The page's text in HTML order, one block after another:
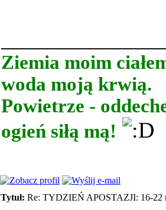
Ziemia moim
woda moją krwią.
Powietrze -
ogień siłą mą!
Tytuł: Re: TYDZIEŃ APOSTAZJI: 16-22